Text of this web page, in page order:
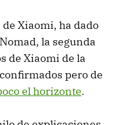
de Xiaomi, ha dado
la segunda
de Xiaomi de la
pero de
el horizonte.